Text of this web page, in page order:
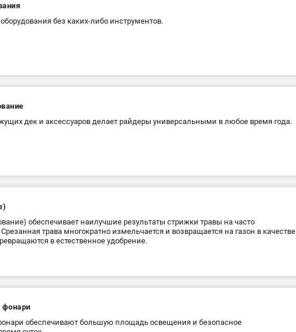
без каких-либо инструментов.
дек и аксессуаров делает райдеры универсальными в любое время года.
обеспечивает наилучшие результаты стрижки травы на часто
трава многократно измельчается и возвращается на газон в качестве
в естественное удобрение.
обеспечивают большую площадь освещения и безопасное